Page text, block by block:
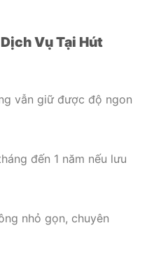
Vụ Tại Hút
vẫn giữ được độ ngon
đến 1 năm nếu lưu
nhỏ gọn, chuyên